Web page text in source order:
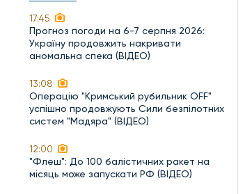
17:45
Прогноз погоди на 6-7 серпня 2026:
Україну продовжить накривати
аномальна спека (ВІДЕО)
13:08
Операцію "Кримський рубильник OFF"
успішно продовжують Сили безпілотних
систем "Мадяра" (ВІДЕО)
12:00
"Флеш": До 100 балістичних ракет на
місяць може запускати РФ (ВІДЕО)